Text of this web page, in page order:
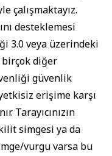
çalışmaktayız.
desteklemesi
3.0 veya üzerindeki
diğer
güvenlik
erişime karşı
Tarayıcınızın
simgesi ya da
vurgu varsa bu